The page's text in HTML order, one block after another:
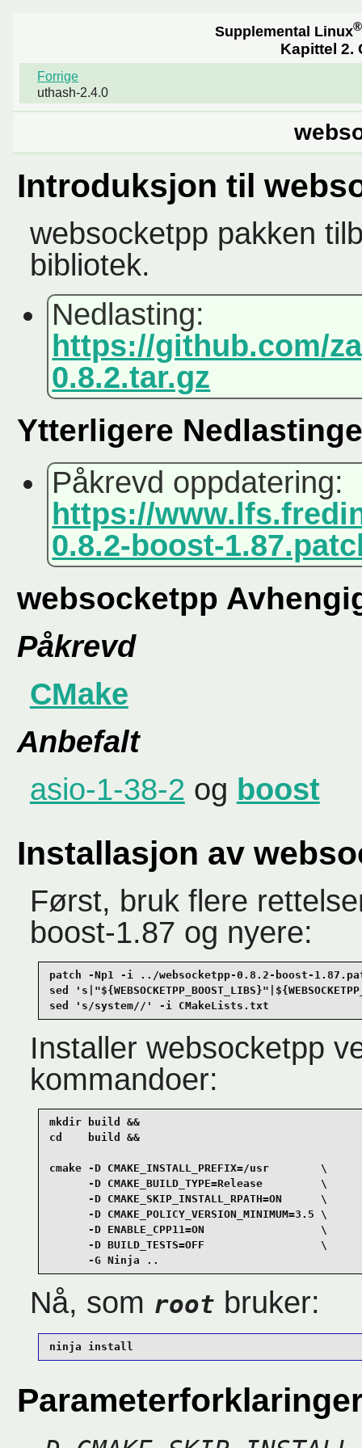
Supplemental Linux®
Kapittel 2.
Forrige
uthash-2.4.0
Introduksjon til
websocketpp pakken
bibliotek.
Nedlasting:
https://github.com/
0.8.2.tar.gz
Ytterligere
Påkrevd oppdatering:
https://
0.8.2-boost-
websocketpp
Påkrevd
CMake
Anbefalt
asio-1-38-2 og boost
Installasjon av
Først, bruk flere
boost-1.87 og nyere:
patch -Np1 -i ../websocketpp-0.8.2-boost-
sed
sed 's/system//' -i CMakeLists.txt
Installer websocketpp
kommandoer:
mkdir build &&
cd    build &&
cmake -D CMAKE_INSTALL_PREFIX=/usr        \
      -D CMAKE_BUILD_TYPE=Release         \
      -D CMAKE_SKIP_INSTALL_RPATH=ON      \
      -D CMAKE_POLICY_VERSION_MINIMUM=3.5 \
      -D ENABLE_CPP11=ON                  \
      -D BUILD_TESTS=OFF                  \
      -G Ninja ..
Nå, som root bruker:
ninja install